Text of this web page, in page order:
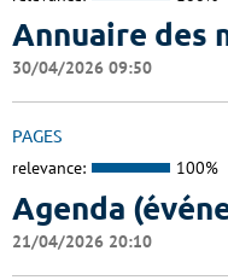
Annuaire des
30/04/2026 09:50
PAGES
relevance: 100%
Agenda
21/04/2026 20:10